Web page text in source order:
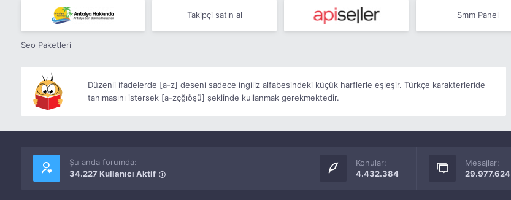
Takipçi satın al Smm Panel
Seo Paketleri
Düzenli ifadelerde [a-z] deseni sadece ingiliz alfabesindeki küçük harflerle eşleşir. Türkçe karakterleride
tanımasını istersek [a-zçğıöşü] şeklinde kullanmak gerekmektedir.
Şu anda forumda:
34.227 Kullanıcı Aktif
Konular:
4.432.384
Mesajlar:
29.977.624